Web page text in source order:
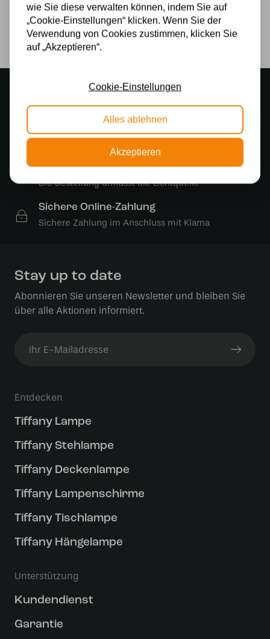
Lichtquelle
Stimmungsvoller Showroom
500 m2 großes Lampengeschäft in Rijssen
Kostenlose Lichtquellen
Die Bestellung umfasst die Lichtquelle
Sichere Online-Zahlung
Sichere Zahlung im Anschluss mit Klarna
Stay up to date
Abonnieren Sie unseren Newsletter und bleiben Sie
über alle Aktionen informiert.
Entdecken
Tiffany Lampe
Tiffany Stehlampe
Tiffany Deckenlampe
Tiffany Lampenschirme
Tiffany Tischlampe
Tiffany Hängelampe
Unterstützung
Kundendienst
Garantie
wie Sie diese verwalten können, indem Sie auf
„Cookie-Einstellungen“ klicken. Wenn Sie der
Verwendung von Cookies zustimmen, klicken Sie
auf „Akzeptieren“.
Cookie-Einstellungen
Alles ablehnen
Akzeptieren